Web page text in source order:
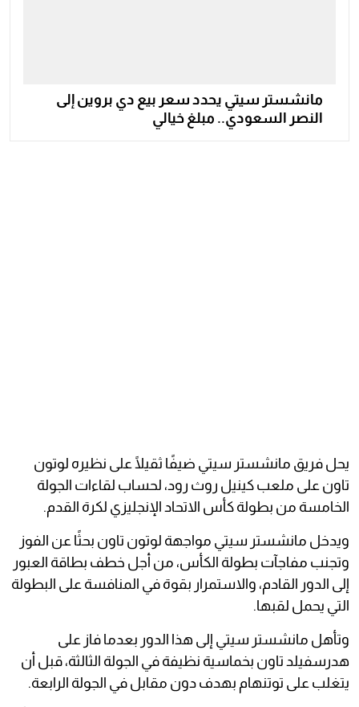
مانشستر سيتي يحدد سعر بيع دي بروين إلى
النصر السعودي.. مبلغ خيالي
يحل فريق مانشستر سيتي ضيفًا ثقيلًا على نظيره لوتون
تاون على ملعب كينيل روث رود، لحساب لقاءات الجولة
الخامسة من بطولة كأس الاتحاد الإنجليزي لكرة القدم.
ويدخل مانشستر سيتي مواجهة لوتون تاون بحثًا عن الفوز
وتجنب مفاجآت بطولة الكأس، من أجل خطف بطاقة العبور
إلى الدور القادم، والاستمرار بقوة في المنافسة على البطولة
التي يحمل لقبها.
وتأهل مانشستر سيتي إلى هذا الدور بعدما فاز على
هدرسفيلد تاون بخماسية نظيفة في الجولة الثالثة، قبل أن
يتغلب على توتنهام بهدف دون مقابل في الجولة الرابعة.